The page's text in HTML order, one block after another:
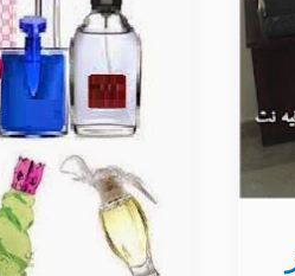
المنزل
كيفية
تركيب
لعمل
مشروع
مربح